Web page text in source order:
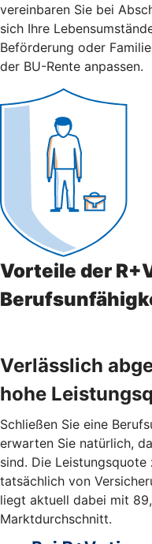
vereinbaren Sie bei
sich Ihre
Beförderung oder
der BU-Rente anpassen.
Vorteile der
Verlässlich
hohe
Schließen Sie eine
erwarten Sie natürlich,
sind. Die
tatsächlich von
liegt aktuell dabei mit
Marktdurchschnitt.